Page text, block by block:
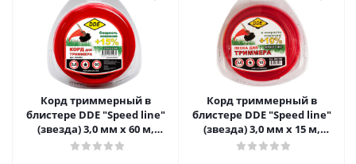
Корд триммерный в
блистере DDE "Speed line"
(звезда) 3,0 мм х 60 м,
красный
Корд триммерный в
блистере DDE "Speed line"
(звезда) 3,0 мм х 15 м,
красный